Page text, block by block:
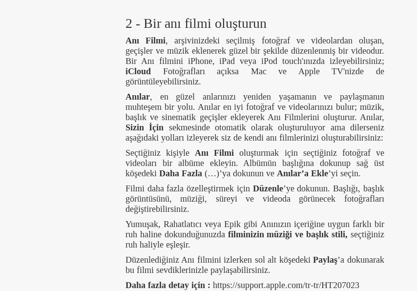
2 - Bir anı filmi oluşturun
Anı Filmi, arşivinizdeki seçilmiş fotoğraf ve videolardan oluşan,
geçişler ve müzik eklenerek güzel bir şekilde düzenlenmiş bir videodur.
Bir Anı filmini iPhone, iPad veya iPod touch'ınızda izleyebilirsiniz;
iCloudFotoğrafları açıksa Mac ve Apple TV'nizde de
görüntüleyebilirsiniz.
Anılar, en güzel anlarınızı yeniden yaşamanın ve paylaşmanın
muhteşem bir yolu. Anılar en iyi fotoğraf ve videolarınızı bulur; müzik,
başlık ve sinematik geçişler ekleyerek Anı Filmlerini oluşturur. Anılar,
Sizin İçin sekmesinde otomatik olarak oluşturuluyor ama dilerseniz
aşağıdaki yolları izleyerek siz de kendi anı filmlerinizi oluşturabilirsiniz:
Seçtiğiniz kişiyleAnı Filmi oluşturmak için seçtiğiniz fotoğraf ve
videoları bir albüme ekleyin. Albümün başlığına dokunup sağ üst
köşedeki Daha Fazla (…)’ya dokunun ve Anılar’a Ekle’yi seçin.
Filmi daha fazla özelleştirmek için Düzenle’ye dokunun. Başlığı, başlık
görüntüsünü, müziği, süreyi ve videoda görünecek fotoğrafları
değiştirebilirsiniz.
Yumuşak, Rahatlatıcı veya Epik gibi Anınızın içeriğine uygun farklı bir
ruh haline dokunduğunuzdafilminizin müziği ve başlık stili, seçtiğiniz
ruh haliyle eşleşir.
Düzenlediğiniz Anı filmini izlerken sol alt köşedekiPaylaş’a dokunarak
bu filmi sevdiklerinizle paylaşabilirsiniz.
Daha fazla detay için : https://support.apple.com/tr-tr/HT207023